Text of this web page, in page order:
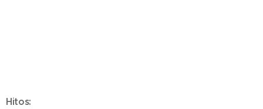
Hitos: